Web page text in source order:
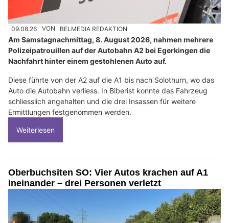
09.08.26 VON BELMEDIA REDAKTION
Am Samstagnachmittag, 8. August 2026, nahmen mehrere
Polizeipatrouillen auf der Autobahn A2 bei Egerkingen die
Nachfahrt hinter einem gestohlenen Auto auf.
Diese führte von der A2 auf die A1 bis nach Solothurn, wo das
Auto die Autobahn verliess. In Biberist konnte das Fahrzeug
schliesslich angehalten und die drei Insassen für weitere
Ermittlungen festgenommen werden.
Weiterlesen
Oberbuchsiten SO: Vier Autos krachen auf A1
ineinander – drei Personen verletzt